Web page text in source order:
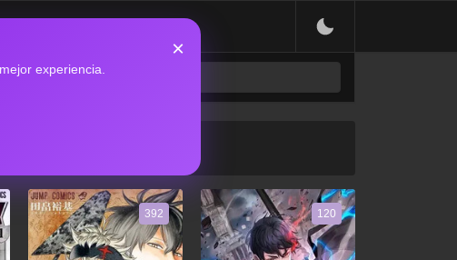
experiencia.
×
392 120